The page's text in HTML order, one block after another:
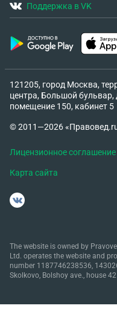
Поддержка в VK
121205, город Москва,
центра, Большой бульвар,
помещение 150, кабинет 5
© 2011—2026
Лицензионное соглашение
Карта сайта
The website is owned by
Ltd. operates the website and
number 1187746238536,
Skolkovo, Bolshoy ave., house